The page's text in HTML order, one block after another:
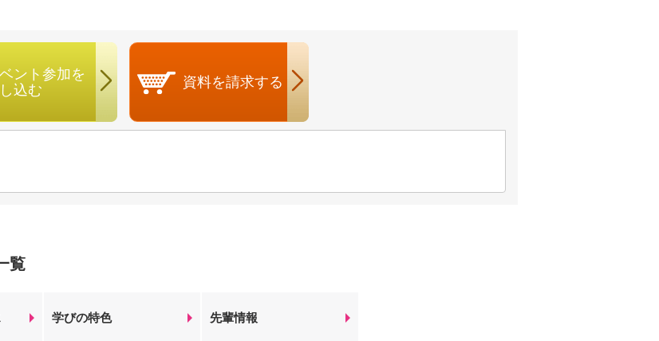
ント参加を
込む
資料を請求する
覧
学びの特色 先輩情報